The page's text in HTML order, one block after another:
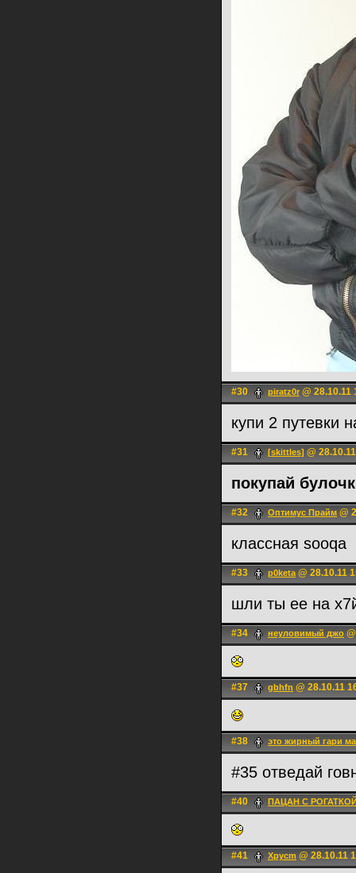
#30 piratz0r @ 28.10.11
купи 2 путевки
#31 [skittles] @
покупай
#32 Оптимус Прайм @
классная sooqa
#33 p0keta@ 28.10.11
шли ты ее на
#34 неуловимый джо
#37 gbhfn @ 28.10.11
#38 это жирный гари
#35 отведай
#40 ПАЦАН С
#41 Xpycm @ 28.10.11